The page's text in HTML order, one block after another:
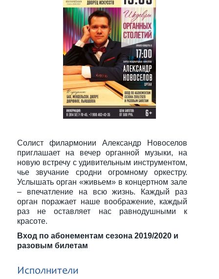
Солист филармонии Александр Новоселов
приглашает на вечер органной музыки, на
новую встречу с удивительным инструментом,
чье звучание сродни огромному оркестру.
Услышать орган «живьем» в концертном зале
– впечатление на всю жизнь. Каждый раз
орган поражает наше воображение, каждый
раз не оставляет нас равнодушными к
красоте.
Вход по абонементам сезона 2019/2020 и
разовым билетам
Исполнители